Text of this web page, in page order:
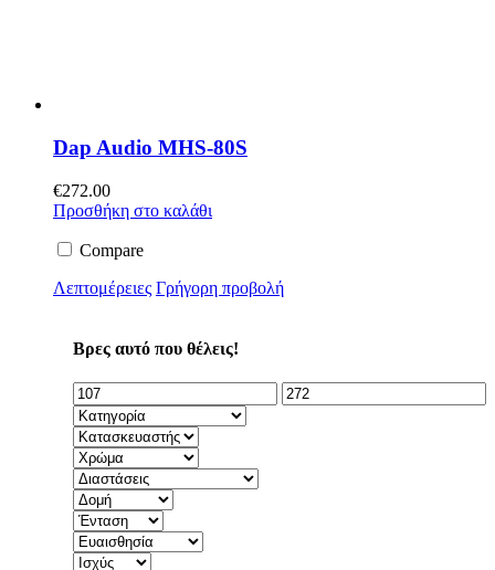
Dap Audio MHS-80S
€272.00
Προσθήκη στο καλάθι
Compare
Λεπτομέρειες Γρήγορη προβολή
Βρες αυτό που θέλεις!